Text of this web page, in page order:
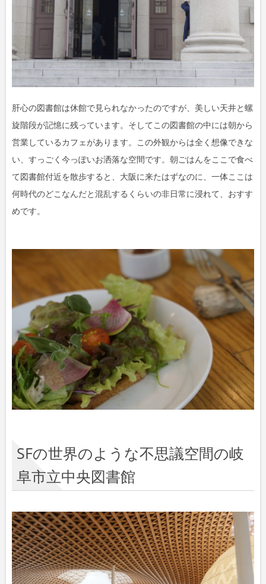
肝心の図書館は休館で見られなかったのですが、美しい天井と螺
旋階段が記憶に残っています。そしてこの図書館の中には朝から
営業しているカフェがあります。この外観からは全く想像できな
い、すっごく今っぽいお洒落な空間です。朝ごはんをここで食べ
て図書館付近を散歩すると、大阪に来たはずなのに、一体ここは
何時代のどこなんだと混乱するくらいの非日常に浸れて、おすす
めです。
SFの世界のような不思議空間の岐
阜市立中央図書館